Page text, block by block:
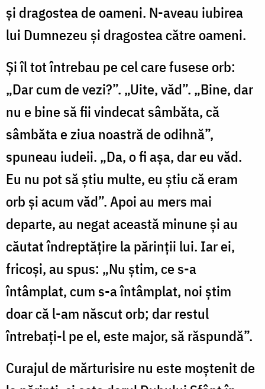
şi dragostea de oameni. N-aveau iubirea
lui Dumnezeu şi dragostea către oameni.
Şi îl tot întrebau pe cel care fusese orb:
„Dar cum de vezi?”. „Uite, văd”. „Bine, dar
nu e bine să fii vindecat sâmbăta, că
sâmbăta e ziua noastră de odihnă”,
spuneau iudeii. „Da, o fi aşa, dar eu văd.
Eu nu pot să ştiu multe, eu ştiu că eram
orb şi acum văd”. Apoi au mers mai
departe, au negat această minune şi au
căutat îndreptăţire la părinţii lui. Iar ei,
fricoşi, au spus: „Nu ştim, ce s-a
întâmplat, cum s-a întâmplat, noi ştim
doar că l-am născut orb; dar restul
întrebaţi-l pe el, este major, să răspundă”.
Curajul de mărturisire nu este moștenit de